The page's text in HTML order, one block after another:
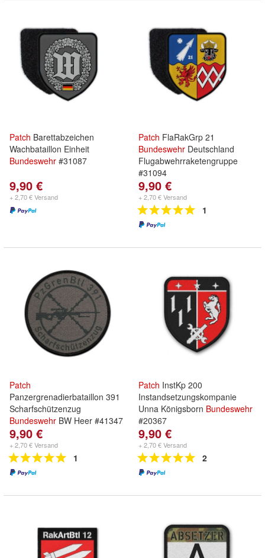
Patch Barettabzeichen
Wachbataillon Einheit
Bundeswehr #31087
9,90 €
+ 2,70 € Versand
Patch FlaRakGrp 21
Bundeswehr Deutschland
Flugabwehrraketengruppe
#31094
9,90 €
+ 2,70 € Versand
1
Patch
Panzergrenadierbataillon 391
Scharfschützenzug
Bundeswehr BW Heer #41347
9,90 €
+ 2,70 € Versand
1
Patch InstKp 200
Instandsetzungskompanie
Unna Königsborn Bundeswehr
#20367
9,90 €
+ 2,70 € Versand
2